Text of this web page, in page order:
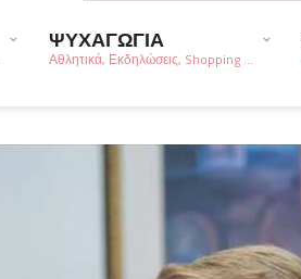
ΨΥΧΑΓΩΓΙΑ
Αθλητικά, Εκδηλώσεις, Shopping ...